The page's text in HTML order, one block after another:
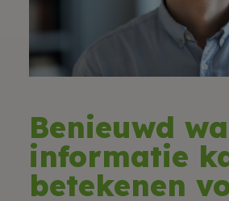
Benieuwd
informatie
betekenen